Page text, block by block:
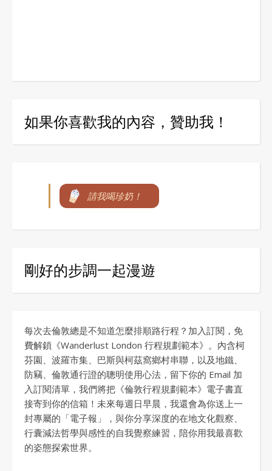
如果你喜歡我的內容，贊助我！
請我喝珍奶！
剛好的步調一起漫遊
每次去倫敦總是不知道怎麼排順路行程？加入訂閱，免
費解鎖《Wanderlust London 行程規劃範本》。內含柯
芬園、波羅市集、巴斯與柯茲窩鄉村串聯，以及地鐵、
防竊、倫敦通行證的聰明使用心法，留下你的 Email 加
入訂閱清單，我們將把《倫敦行程規劃範本》電子書直
接寄到你的信箱！未來每週日早晨，我還會為你送上一
封專屬的「電子報」，與你分享深度的在地文化觀察、
行囊減法哲學與感性的自我覺察練習，陪你用我最喜歡
的姿態探索世界。